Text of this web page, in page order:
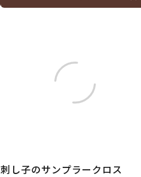
刺し子のサンプラークロス